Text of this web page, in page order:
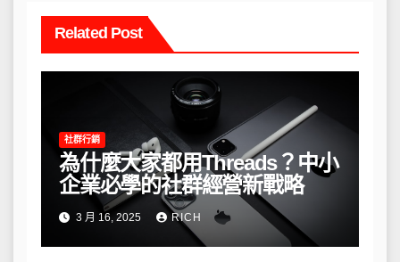
Related Post
社群行銷
為什麼大家都用Threads？中小
企業必學的社群經營新戰略
3 月 16, 2025 RICH